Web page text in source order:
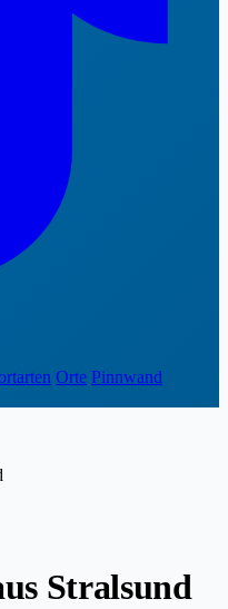
Orte Pinnwand
Stralsund